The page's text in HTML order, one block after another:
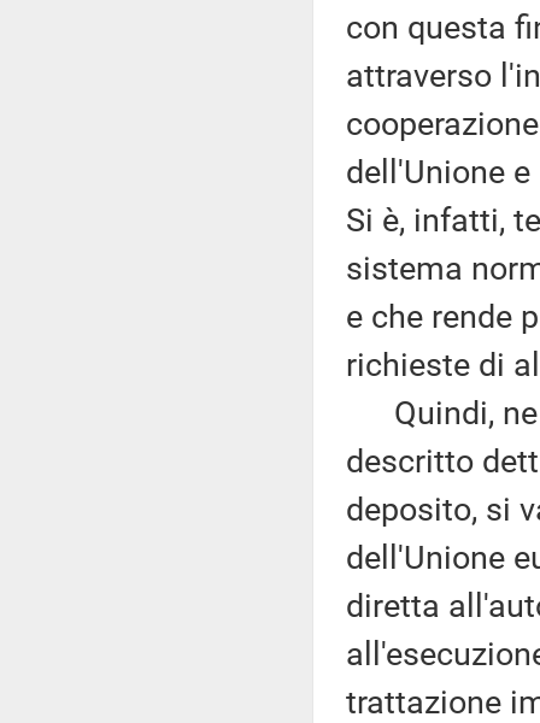
con questa
attraverso
dell'Unione
Si è, infatti,
sistema
e che rende
richieste di
Quindi,
descritto
deposito, si
dell'Unione
diretta
trattazione